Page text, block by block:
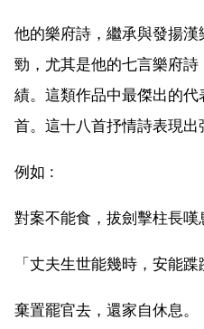
他的樂府詩，繼承與發揚
勁，尤其是他的七言樂府
績。這類作品中最傑出的
首。這十八首抒情詩表現出
例如 :
對案不能食，拔劍擊柱長嘆
「丈夫生世能幾時，安能蹀
棄置罷官去，還家自休息。